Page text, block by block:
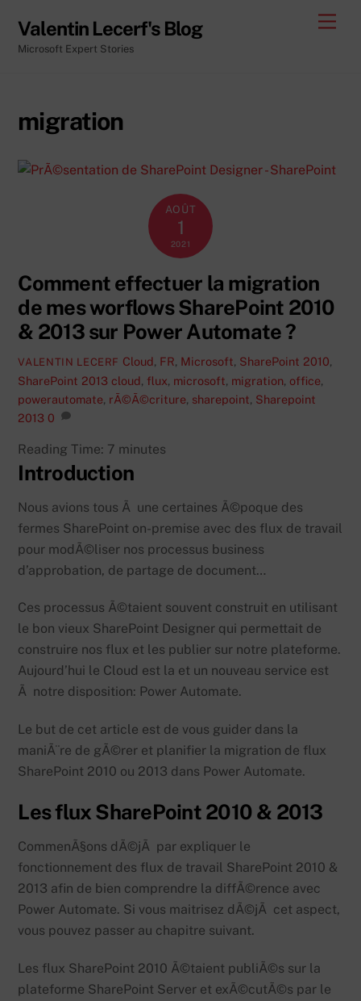
content
Valentin Lecerf's Blog
Microsoft Expert Stories
migration
AOÛT
1
2021
Comment effectuer la migration
de mes worflows SharePoint 2010
& 2013 sur Power Automate ?
VALENTIN LECERF Cloud, FR, Microsoft, SharePoint 2010,
SharePoint 2013 cloud, flux, microsoft, migration, office,
powerautomate, rÃ©Ã©criture, sharepoint, Sharepoint
2013 0
Reading Time: 7 minutes
Introduction
Nous avions tous Ã une certaines Ã©poque des
fermes SharePoint on-premise avec des flux de travail
pour modÃ©liser nos processus business
d’approbation, de partage de document…
Ces processus Ã©taient souvent construit en utilisant
le bon vieux SharePoint Designer qui permettait de
construire nos flux et les publier sur notre plateforme.
Aujourd’hui le Cloud est la et un nouveau service est
Ã notre disposition: Power Automate.
Le but de cet article est de vous guider dans la
maniÃ¨re de gÃ©rer et planifier la migration de flux
SharePoint 2010 ou 2013 dans Power Automate.
Les flux SharePoint 2010 & 2013
CommenÃ§ons dÃ©jÃ par expliquer le
fonctionnement des flux de travail SharePoint 2010 &
2013 afin de bien comprendre la diffÃ©rence avec
Power Automate. Si vous maitrisez dÃ©jÃ cet aspect,
vous pouvez passer au chapitre suivant.
Les flux SharePoint 2010 Ã©taient publiÃ©s sur la
plateforme SharePoint Server et exÃ©cutÃ©s par le